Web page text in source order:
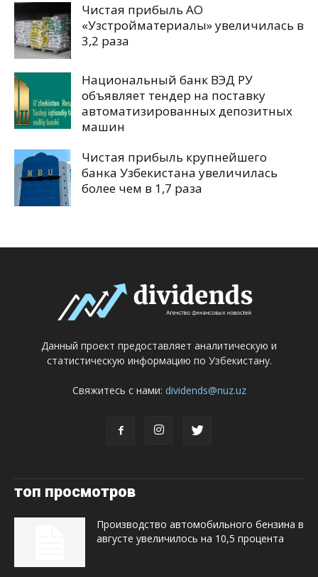
Чистая прибыль АО
«Узстройматериалы» увеличилась в
3,2 раза
Национальный банк ВЭД РУ
объявляет тендер на поставку
автоматизированных депозитных
машин
Чистая прибыль крупнейшего
банка Узбекистана увеличилась
более чем в 1,7 раза
Данный проект предоставляет аналитическую и
статистическую информацию по Узбекистану.
Свяжитесь с нами: dividends@nuz.uz
топ просмотров
Производство автомобильного бензина в
августе увеличилось на 10,5 процента